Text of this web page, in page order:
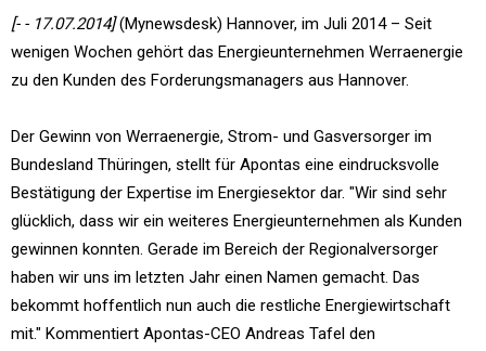
[- - 17.07.2014](Mynewsdesk) Hannover, im Juli 2014 – Seit
wenigen Wochen gehört das Energieunternehmen Werraenergie
zu den Kunden des Forderungsmanagers aus Hannover.
Der Gewinn von Werraenergie, Strom- und Gasversorger im
Bundesland Thüringen, stellt für Apontas eine eindrucksvolle
Bestätigung der Expertise im Energiesektor dar. "Wir sind sehr
glücklich, dass wir ein weiteres Energieunternehmen als Kunden
gewinnen konnten. Gerade im Bereich der Regionalversorger
haben wir uns im letzten Jahr einen Namen gemacht. Das
bekommt hoffentlich nun auch die restliche Energiewirtschaft
mit." Kommentiert Apontas-CEO Andreas Tafel den